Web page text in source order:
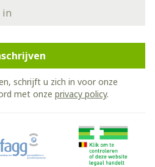
schrijft u zich in voor onze
met onze privacy policy.